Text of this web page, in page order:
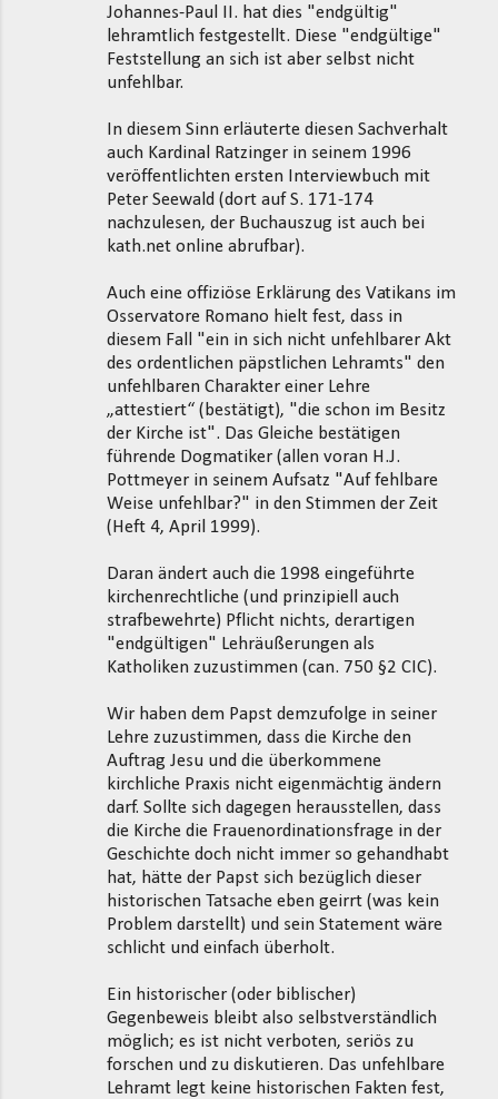
Johannes-Paul II. hat dies "endgültig"
lehramtlich festgestellt. Diese "endgültige"
Feststellung an sich ist aber selbst nicht
unfehlbar.
In diesem Sinn erläuterte diesen Sachverhalt
auch Kardinal Ratzinger in seinem 1996
veröffentlichten ersten Interviewbuch mit
Peter Seewald (dort auf S. 171-174
nachzulesen, der Buchauszug ist auch bei
kath.net online abrufbar).
Auch eine offiziöse Erklärung des Vatikans im
Osservatore Romano hielt fest, dass in
diesem Fall "ein in sich nicht unfehlbarer Akt
des ordentlichen päpstlichen Lehramts" den
unfehlbaren Charakter einer Lehre
„attestiert“ (bestätigt), "die schon im Besitz
der Kirche ist". Das Gleiche bestätigen
führende Dogmatiker (allen voran H.J.
Pottmeyer in seinem Aufsatz "Auf fehlbare
Weise unfehlbar?" in den Stimmen der Zeit
(Heft 4, April 1999).
Daran ändert auch die 1998 eingeführte
kirchenrechtliche (und prinzipiell auch
strafbewehrte) Pflicht nichts, derartigen
"endgültigen" Lehräußerungen als
Katholiken zuzustimmen (can. 750 §2 CIC).
Wir haben dem Papst demzufolge in seiner
Lehre zuzustimmen, dass die Kirche den
Auftrag Jesu und die überkommene
kirchliche Praxis nicht eigenmächtig ändern
darf. Sollte sich dagegen herausstellen, dass
die Kirche die Frauenordinationsfrage in der
Geschichte doch nicht immer so gehandhabt
hat, hätte der Papst sich bezüglich dieser
historischen Tatsache eben geirrt (was kein
Problem darstellt) und sein Statement wäre
schlicht und einfach überholt.
Ein historischer (oder biblischer)
Gegenbeweis bleibt also selbstverständlich
möglich; es ist nicht verboten, seriös zu
forschen und zu diskutieren. Das unfehlbare
Lehramt legt keine historischen Fakten fest,